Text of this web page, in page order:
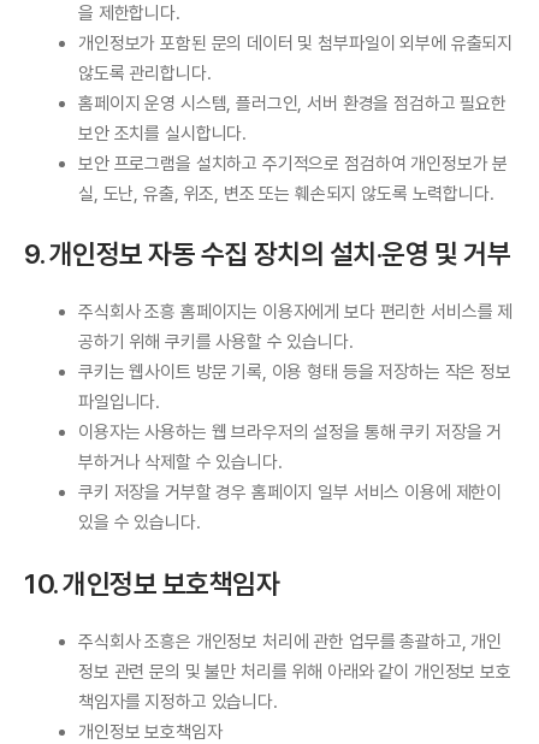
을 제한합니다.
개인정보가 포함된 문의 데이터 및 첨부파일이 외부에 유출되지
않도록 관리합니다.
홈페이지 운영 시스템, 플러그인, 서버 환경을 점검하고 필요한
보안 조치를 실시합니다.
보안 프로그램을 설치하고 주기적으로 점검하여 개인정보가 분
실, 도난, 유출, 위조, 변조 또는 훼손되지 않도록 노력합니다.
9. 개인정보 자동 수집 장치의 설치·운영 및 거부
주식회사 조흥 홈페이지는 이용자에게 보다 편리한 서비스를 제
공하기 위해 쿠키를 사용할 수 있습니다.
쿠키는 웹사이트 방문 기록, 이용 형태 등을 저장하는 작은 정보
파일입니다.
이용자는 사용하는 웹 브라우저의 설정을 통해 쿠키 저장을 거
부하거나 삭제할 수 있습니다.
쿠키 저장을 거부할 경우 홈페이지 일부 서비스 이용에 제한이
있을 수 있습니다.
10. 개인정보 보호책임자
주식회사 조흥은 개인정보 처리에 관한 업무를 총괄하고, 개인
정보 관련 문의 및 불만 처리를 위해 아래와 같이 개인정보 보호
책임자를 지정하고 있습니다.
개인정보 보호책임자